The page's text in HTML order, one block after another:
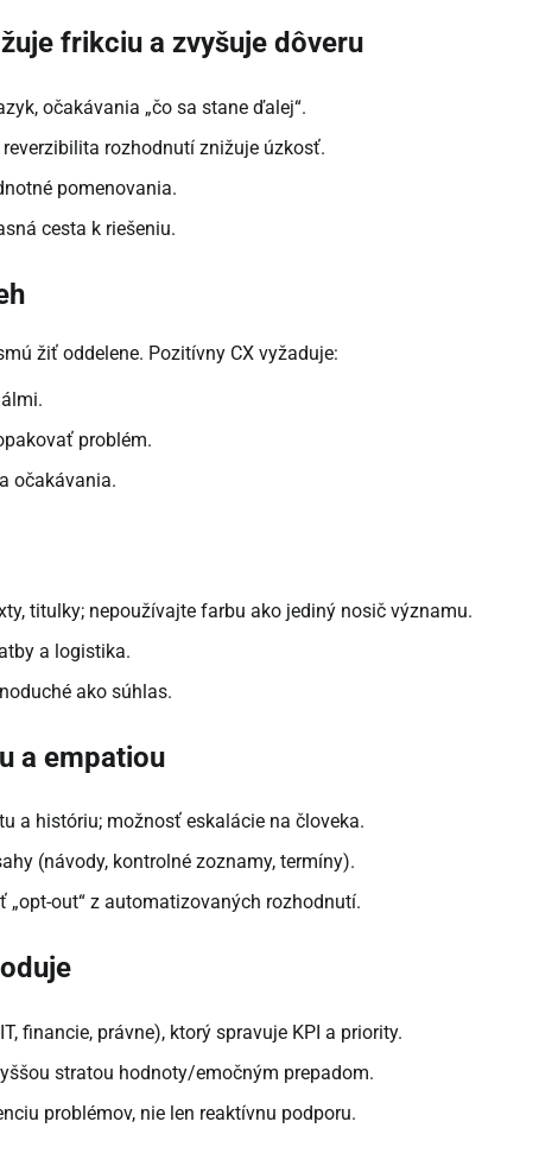
frikciu a zvyšuje dôveru
očakávania „čo sa stane ďalej“.
rozhodnutí znižuje úzkosť.
pomenovania.
cesta k riešeniu.
žiť oddelene. Pozitívny CX vyžaduje:
problém.
očakávania.
titulky; nepoužívajte farbu ako jediný nosič významu.
a logistika.
ako súhlas.
a empatiou
a históriu; možnosť eskalácie na človeka.
(návody, kontrolné zoznamy, termíny).
out“ z automatizovaných rozhodnutí.
financie, právne), ktorý spravuje KPI a priority.
stratou hodnoty/emočným prepadom.
problémov, nie len reaktívnu podporu.